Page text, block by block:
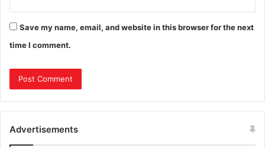
Save my name, email, and website in this browser for the next
time I comment.
Advertisements